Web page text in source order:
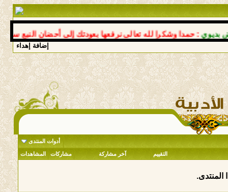
: حمدا وشكرا لله تعالى نرفعها بعودتك إلى أحضان النبع سالما
إضافة إهداء
أدوات المنتدى
التقييم آخر مشاركة مشاركات المشاهدات
المنتدى.